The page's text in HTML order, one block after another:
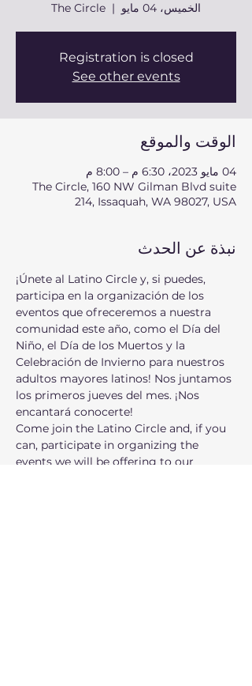
الخميس، 04 مايو
  |
The Circle
Registration is closed
See other events
الوقت والموقع
04 مايو 2023، 6:30 م – 8:00 م
The Circle, 160 NW Gilman Blvd suite
214, Issaquah, WA 98027, USA
نبذة عن الحدث
¡Únete al Latino Circle y, si puedes,
participa en la organización de los
eventos que ofreceremos a nuestra
comunidad este año, como el Día del
Niño, el Día de los Muertos y la
Celebración de Invierno para nuestros
adultos mayores latinos! Nos juntamos
los primeros jueves del mes. ¡Nos
encantará conocerte!
Come join the Latino Circle and, if you
can, participate in organizing the
events we will be offering to our